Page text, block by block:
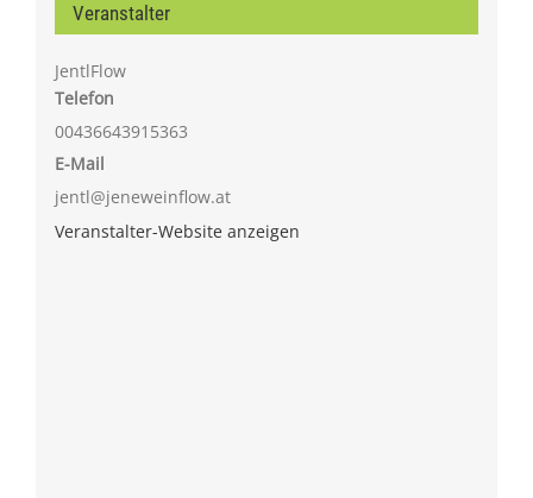
Veranstalter
JentlFlow
Telefon
00436643915363
E-Mail
jentl@jeneweinflow.at
Veranstalter-Website anzeigen